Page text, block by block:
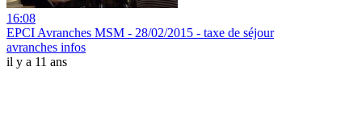
16:08
EPCI Avranches MSM - 28/02/2015 - taxe de séjour
avranches infos
il y a 11 ans